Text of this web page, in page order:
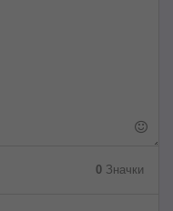
0 Значки